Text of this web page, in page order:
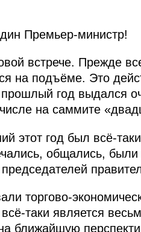
Премьер-министр!
встрече. Прежде
на подъёме. Это
год выдался
на саммите
этот год был
общались,
торгово-
является
ближайшую